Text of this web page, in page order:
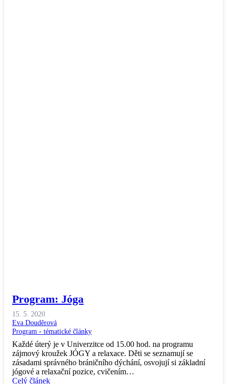
Program: Jóga
15. 5. 2020
Eva Douděrová
Program - tématické články
Každé úterý je v Univerzitce od 15.00 hod. na programu
zájmový kroužek JÓGY a relaxace. Děti se seznamují se
zásadami správného bráničního dýchání, osvojují si základní
jógové a relaxační pozice, cvičením…
Celý článek